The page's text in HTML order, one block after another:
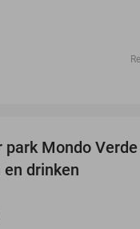
park Mondo
drinken